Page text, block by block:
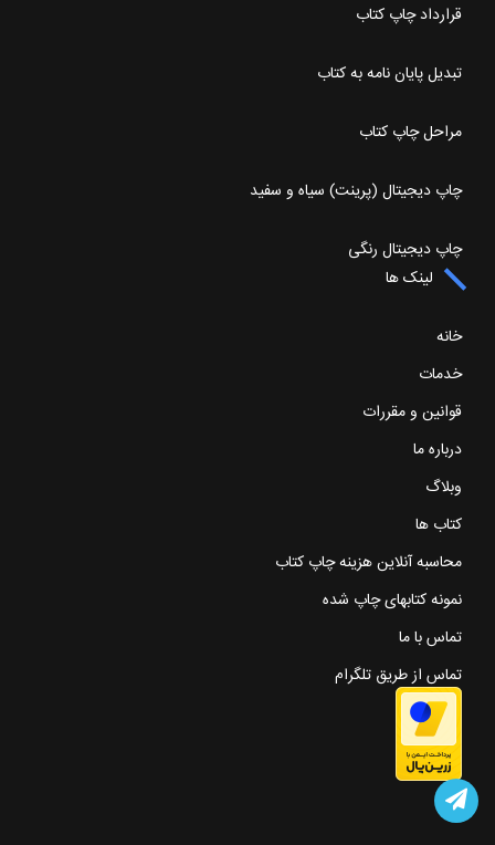
قرارداد چاپ کتاب
تبدیل پایان نامه به کتاب
مراحل چاپ کتاب
چاپ دیجیتال (پرینت) سیاه و سفید
چاپ دیجیتال رنگی
لینک ها
خانه
خدمات
قوانین و مقررات
درباره ما
وبلاگ
کتاب ها
محاسبه آنلاین هزینه چاپ کتاب
نمونه کتابهای چاپ شده
تماس با ما
تماس از طریق تلگرام